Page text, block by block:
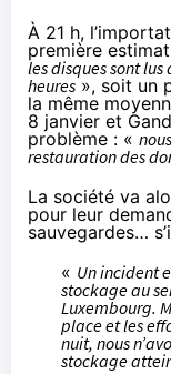
À 21 h,
première
les disques sont lus
heures », soit un
la même
8 janvier et
problème : «
restauration des
La société va
pour leur
sauvegardes…
« Un incident
stockage au
Luxembourg.
place et les
nuit, nous
stockage